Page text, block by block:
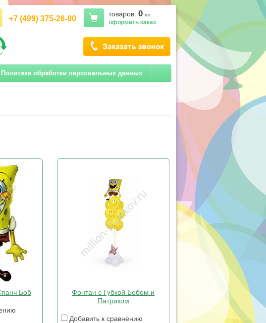
товаров: 0 шт.
оформить заказ
+7 (499) 375-26-00
Политика обработки персональных данных
Боб
Фонтан с Губкой Бобом и
Патриком
Добавить к сравнению